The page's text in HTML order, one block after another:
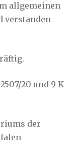
allgemeinen
verstanden
20 und 9 K
der